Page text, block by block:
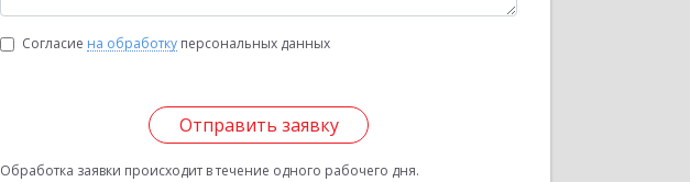
Согласие на обработку персональных данных
Отправить заявку
Обработка заявки происходит в течение одного рабочего дня.